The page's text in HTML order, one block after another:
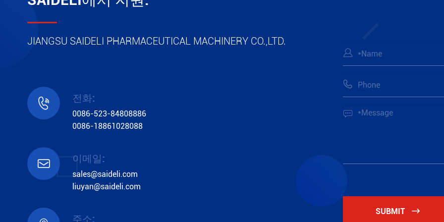
JIANGSU SAIDELI PHARMACEUTICAL MACHINERY CO.,LTD.
 전화:
0086-523-84808886
0086-18861028088
 이메일:
sales@saideli.com
liuyan@saideli.com
주소:



SUBMIT 